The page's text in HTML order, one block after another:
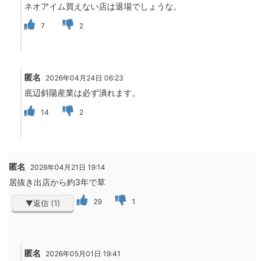
ネオアイム買えない店は退場でしょうな。
7 2
匿名 2026年04月24日 06:23
底辺斜陽産業は必ず潰れます。
14 2
匿名 2026年04月21日 19:14
居抜き出店から約3年で草
▼返信 (1) 29 1
匿名 2026年05月01日 19:41